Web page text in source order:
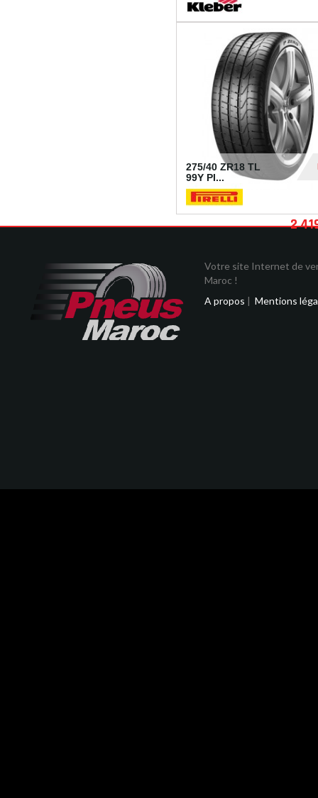
275/40 ZR18 TL
99Y PI...
2
Votre site Internet de
Maroc !
A propos | Mentions